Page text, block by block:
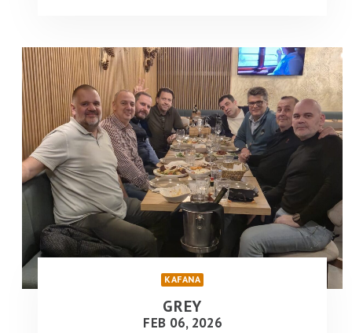
KAFANA
GREY
FEB 06, 2026